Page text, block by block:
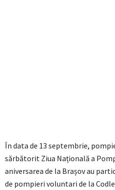
În data de 13 septembrie,
sărbătorit Ziua Națională a
aniversarea de la Brașov au
de pompieri voluntari de la